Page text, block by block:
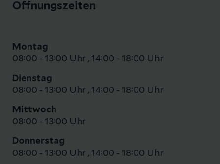
Öffnungszeiten
Montag
08:00 - 13:00 Uhr , 14:00 - 18:00 Uhr
Dienstag
08:00 - 13:00 Uhr , 14:00 - 18:00 Uhr
Mittwoch
08:00 - 13:00 Uhr
Donnerstag
08:00 - 13:00 Uhr , 14:00 - 18:00 Uhr